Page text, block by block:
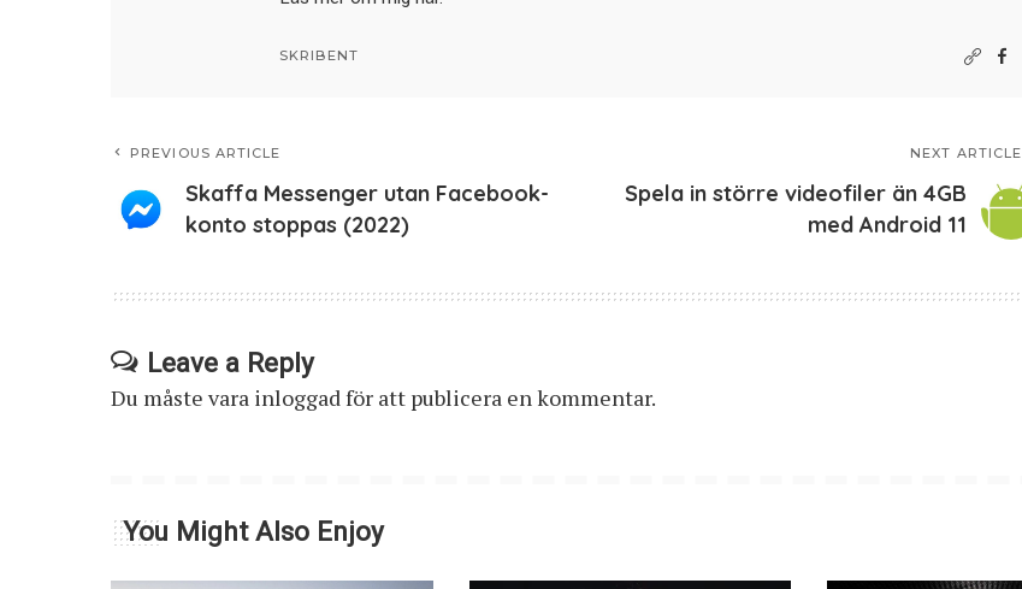
SKRIBENT
PREVIOUS ARTICLE
Skaffa Messenger utan Facebook-
konto stoppas (2022)
NEXT ARTICLE
Spela in större videofiler än 4GB
med Android 11
Leave a Reply
Du måste vara inloggadför att publicera en kommentar.
You Might Also Enjoy